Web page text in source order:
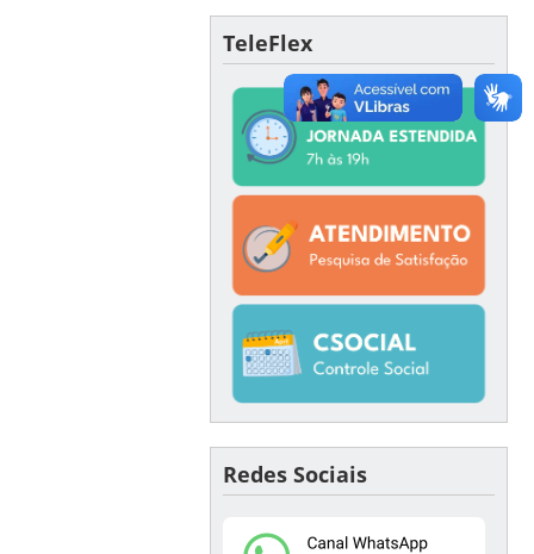
TeleFlex
Redes Sociais